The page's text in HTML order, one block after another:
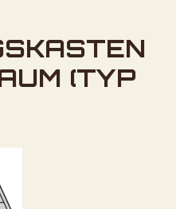
(TYP